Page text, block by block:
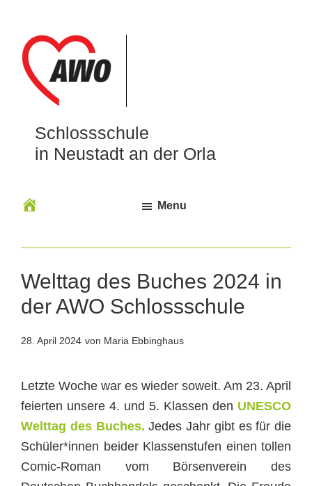
Schlossschule
in Neustadt an der Orla
Menu
Welttag des Buches 2024 in
der AWO Schlossschule
28. April 2024 von Maria Ebbinghaus
Letzte Woche war es wieder soweit. Am 23. April
feierten unsere 4. und 5. Klassen den UNESCO
Welttag des Buches. Jedes Jahr gibt es für die
Schüler*innen beider Klassenstufen einen tollen
Comic-Roman vom Börsenverein des